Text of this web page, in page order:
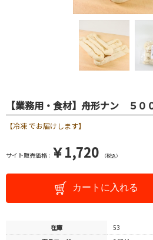
【業務用・食材】舟形ナン ５０
【冷凍 でお届けします】
サイト販売価格 : ￥1,720 （税込）
カートに入れる
在庫
53